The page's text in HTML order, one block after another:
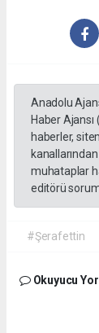
Anadolu
Haber
haberler,
muhataplar
editörü
#Şerafettin
Okuyucu